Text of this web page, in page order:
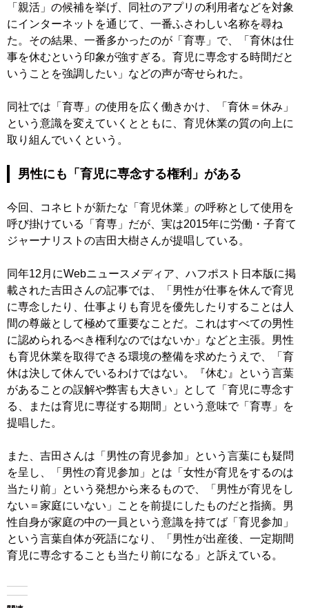
「親活」の候補を挙げ、同社のアプリの利用者などを対象
にインターネットを通じて、一番ふさわしい名称を尋ね
た。その結果、一番多かったのが「育専」で、「育休は仕
事を休むという印象が強すぎる。育児に専念する時間だと
いうことを強調したい」などの声が寄せられた。
同社では「育専」の使用を広く働きかけ、「育休＝休み」
という意識を変えていくとともに、育児休業の質の向上に
取り組んでいくという。
男性にも「育児に専念する権利」がある
今回、コネヒトが新たな「育児休業」の呼称として使用を
呼び掛けている「育専」だが、実は2015年に労働・子育て
ジャーナリストの吉田大樹さんが提唱している。
同年12月にWebニュースメディア、ハフポスト日本版に掲
載された吉田さんの記事では、「男性が仕事を休んで育児
に専念したり、仕事よりも育児を優先したりすることは人
間の尊厳として極めて重要なことだ。これはすべての男性
に認められるべき権利なのではないか」などと主張。男性
も育児休業を取得できる環境の整備を求めたうえで、「育
休は決して休んでいるわけではない。『休む』という言葉
があることの誤解や弊害も大きい」として「育児に専念す
る、または育児に専従する期間」という意味で「育専」を
提唱した。
また、吉田さんは「男性の育児参加」という言葉にも疑問
を呈し、「男性の育児参加」とは「女性が育児をするのは
当たり前」という発想から来るもので、「男性が育児をし
ない＝家庭にいない」ことを前提にしたものだと指摘。男
性自身が家庭の中の一員という意識を持てば「育児参加」
という言葉自体が死語になり、「男性が出産後、一定期間
育児に専念することも当たり前になる」と訴えている。